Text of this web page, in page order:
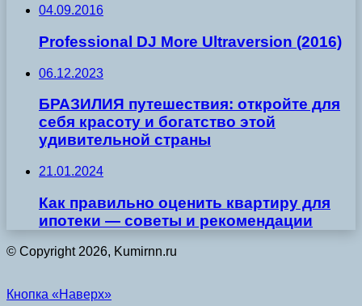
04.09.2016
Professional DJ More Ultraversion (2016)
06.12.2023
БРАЗИЛИЯ путешествия: откройте для
себя красоту и богатство этой
удивительной страны
21.01.2024
Как правильно оценить квартиру для
ипотеки — советы и рекомендации
© Copyright 2026, Kumirnn.ru
Кнопка «Наверх»